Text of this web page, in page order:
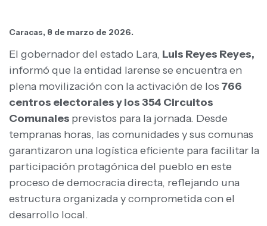
Caracas, 8 de marzo de 2026.
El gobernador del estado Lara, Luis Reyes Reyes,
informó que la entidad larense se encuentra en
plena movilización con la activación de los 766
centros electorales y los 354 Circuitos
Comunales previstos para la jornada. Desde
tempranas horas, las comunidades y sus comunas
garantizaron una logística eficiente para facilitar la
participación protagónica del pueblo en este
proceso de democracia directa, reflejando una
estructura organizada y comprometida con el
desarrollo local.